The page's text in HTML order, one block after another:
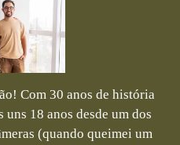
Com 30 anos de história
18 anos desde um dos
(quando queimei um